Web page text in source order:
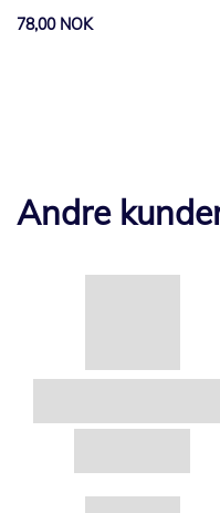
78,00 NOK
Andre